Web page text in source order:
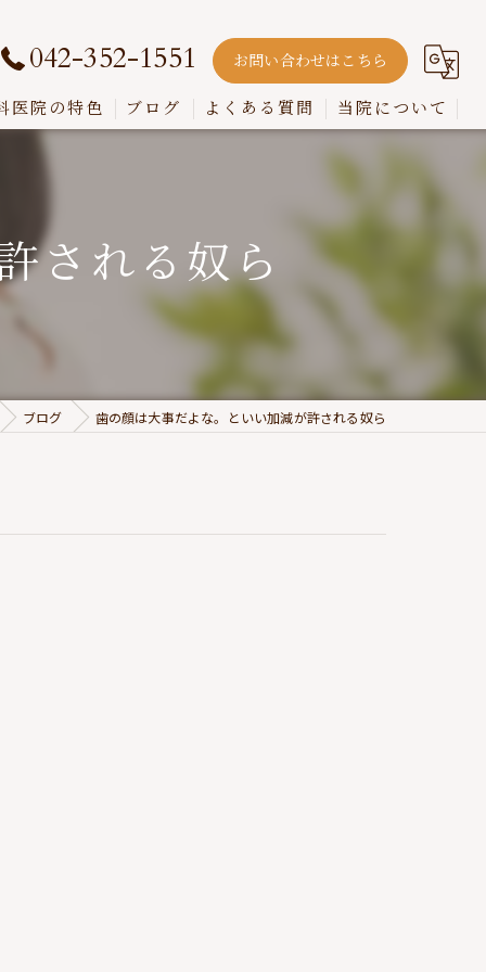
042-352-1551 お問い合わせはこちら
医院の特色 ブログ よくある質問 当院について
インプラント
入れ歯
歯周病
虫歯
される奴ら
ブログ 歯の顔は大事だよな。といい加減が許される奴ら